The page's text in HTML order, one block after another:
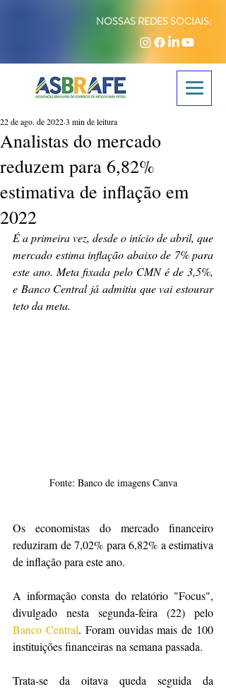
NOSSAS REDES SOCIAIS:
Analistas do mercado
reduzem para 6,82%
estimativa de inflação em
2022
22 de ago. de 20223 min de leitura
É a primeira vez, desde o início de abril, que
mercado estima inflação abaixo de 7% para
este ano. Meta fixada pelo CMN é de 3,5%,
e Banco Central já admitiu que vai estourar
teto da meta.
Fonte: Banco de imagens Canva
Os economistas do mercado financeiro
reduziram de 7,02% para 6,82% a estimativa
de inflação para este ano.
A informação consta do relatório "Focus",
Banco Central. Foram ouvidas mais de 100
instituições financeiras na semana passada.
Trata-se da oitava queda seguida da